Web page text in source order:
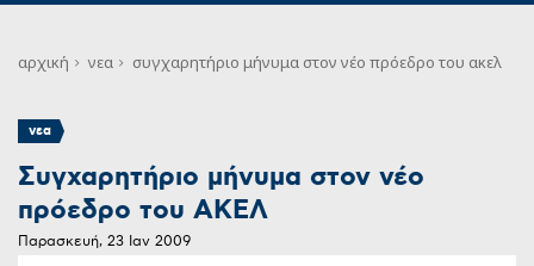
αρχική νεα συγχαρητήριο μήνυμα στον νέο πρόεδρο του ακελ
νεα
Συγχαρητήριο μήνυμα στον νέο
πρόεδρο του ΑΚΕΛ
Παρασκευή, 23 Ιαν 2009